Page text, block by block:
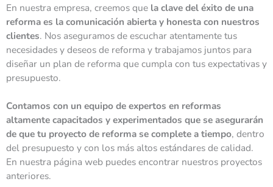
En nuestra empresa, creemos que la clave del éxito de una
reforma es la comunicación abierta y honesta con nuestros
clientes. Nos aseguramos de escuchar atentamente tus
necesidades y deseos de reforma y trabajamos juntos para
diseñar un plan de reforma que cumpla con tus expectativas y
presupuesto.
Contamos con un equipo de expertos en reformas
altamente capacitados y experimentados que se asegurarán
de que tu proyecto de reforma se complete a tiempo, dentro
del presupuesto y con los más altos estándares de calidad.
En nuestra página web puedes encontrar nuestros proyectos
anteriores.